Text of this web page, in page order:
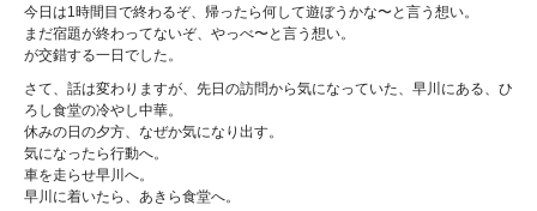
今日は1時間目で終わるぞ、帰ったら何して遊ぼうかな〜と言う想い。
まだ宿題が終わってないぞ、やっべ〜と言う想い。
が交錯する一日でした。
さて、話は変わりますが、先日の訪問から気になっていた、早川にある、ひ
ろし食堂の冷やし中華。
休みの日の夕方、なぜか気になり出す。
気になったら行動へ。
車を走らせ早川へ。
早川に着いたら、あきら食堂へ。